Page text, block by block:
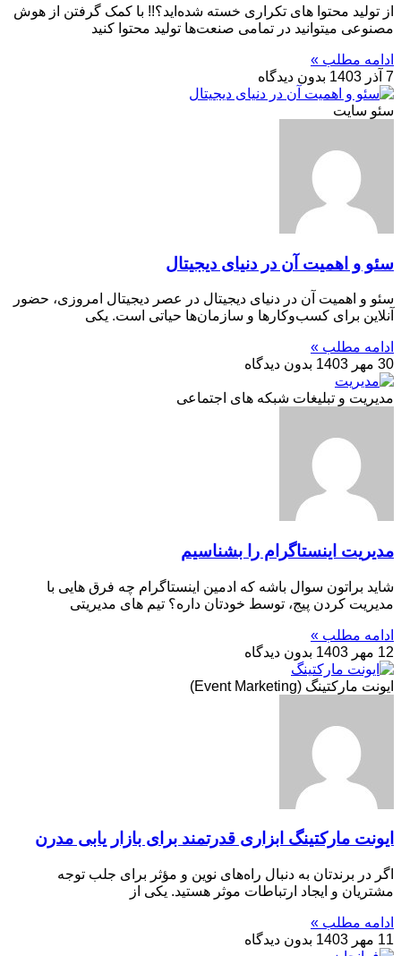
از تولید محتوا های تکراری خسته شد‌ه‌اید؟!! با کمک گرفتن از هوش
مصنوعی میتوانید در تمامی صنعت‌ها تولید محتوا کنید
ادامه مطلب »
7 آذر 1403
بدون دیدگاه
سئو سایت
سئو و اهمیت آن در دنیای دیجیتال
سئو و اهمیت آن در دنیای دیجیتال در عصر دیجیتال امروزی، حضور
آنلاین برای کسب‌وکارها و سازمان‌ها حیاتی است. یکی
ادامه مطلب »
30 مهر 1403
بدون دیدگاه
مدیریت و تبلیغات شبکه های اجتماعی
مدیریت اینستاگرام را بشناسیم
شاید براتون سوال باشه که ادمین اینستاگرام چه فرق هایی با
مدیریت کردن پیج، توسط خودتان داره؟ تیم های مدیریتی
ادامه مطلب »
12 مهر 1403
بدون دیدگاه
ایونت مارکتینگ (Event Marketing)
ایونت مارکتینگ ابزاری قدرتمند برای بازار یابی مدرن
اگر در برندتان به دنبال راه‌های نوین و مؤثر برای جلب توجه
مشتریان و ایجاد ارتباطات موثر هستید. یکی از
ادامه مطلب »
11 مهر 1403
بدون دیدگاه